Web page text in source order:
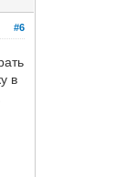
#6
в